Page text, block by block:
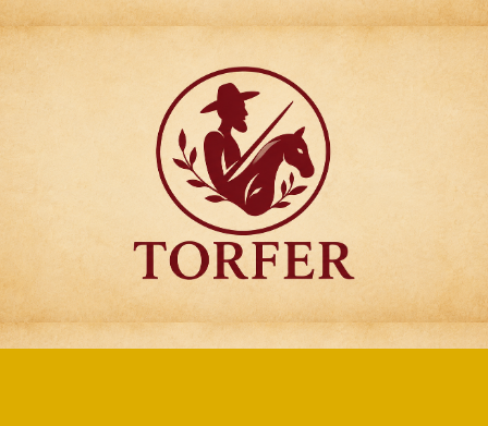
Articulos para
Regalo Torfer.